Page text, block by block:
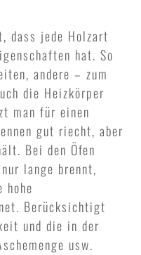
dass jede Holzart
hat. So
andere – zum
die Heizkörper
man für einen
gut riecht, aber
Bei den Öfen
lange brennt,
hohe
Berücksichtigt
und die in der
usw.